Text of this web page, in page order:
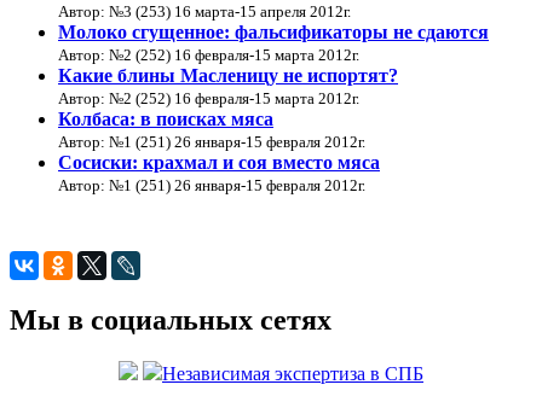
Автор: №3 (253) 16 марта-15 апреля 2012г.
Молоко сгущенное: фальсификаторы не сдаются
Автор: №2 (252) 16 февраля-15 марта 2012г.
Какие блины Масленицу не испортят?
Автор: №2 (252) 16 февраля-15 марта 2012г.
Колбаса: в поисках мяса
Автор: №1 (251) 26 января-15 февраля 2012г.
Cосиски: крахмал и соя вместо мяса
Автор: №1 (251) 26 января-15 февраля 2012г.
Мы в социальных сетях
Независимая экспертиза в СПБ